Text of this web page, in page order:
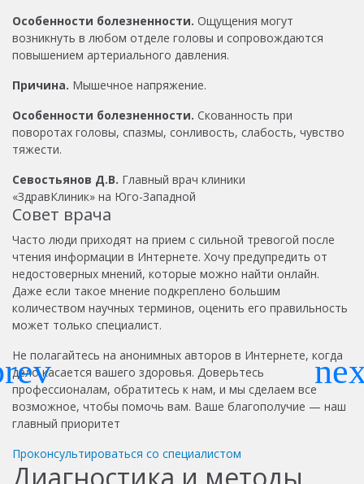
Особенности болезненности. Ощущения могут
возникнуть в любом отделе головы и сопровождаются
повышением артериального давления.
Причина. Мышечное напряжение.
Особенности болезненности. Скованность при
поворотах головы, спазмы, сонливость, слабость, чувство
тяжести.
Севостьянов Д.В. Главный врач клиники
«ЗдравКлиник» на Юго-Западной
Совет врача
Часто люди приходят на прием с сильной тревогой после
чтения информации в Интернете. Хочу предупредить от
недостоверных мнений, которые можно найти онлайн.
Даже если такое мнение подкреплено большим
количеством научных терминов, оценить его правильность
может только специалист.
Не полагайтесь на анонимных авторов в Интернете, когда
дело касается вашего здоровья. Доверьтесь
профессионалам, обратитесь к нам, и мы сделаем все
возможное, чтобы помочь вам. Ваше благополучие — наш
главный приоритет
Проконсультироваться со специалистом
Диагностика и методы